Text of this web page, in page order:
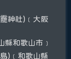
神社)﹝大阪
縣和歌山市﹞
)﹝和歌山縣